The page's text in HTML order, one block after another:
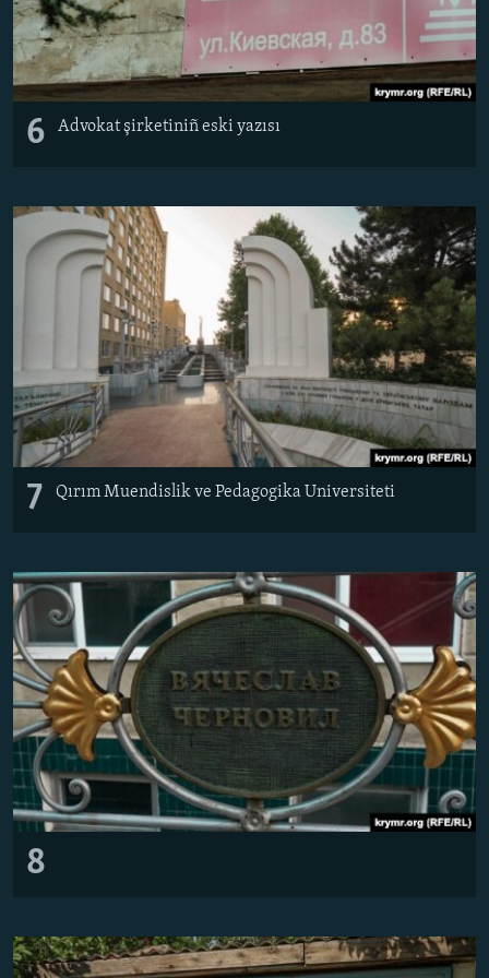
6 Advokat şirketiniñ eski yazısı
7 Qırım Muendislik ve Pedagogika Universiteti
8